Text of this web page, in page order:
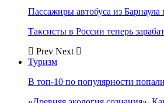
Пассажиры автобуса из
Таксисты в России теперь
Prev Next
Туризм
В топ-10 по популярности